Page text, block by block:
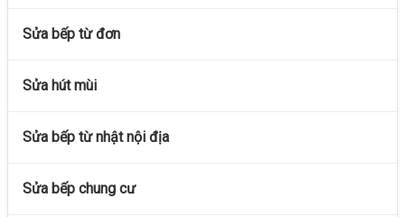
Sửa bếp từ đơn
Sửa hút mùi
Sửa bếp từ nhật nội địa
Sửa bếp chung cư